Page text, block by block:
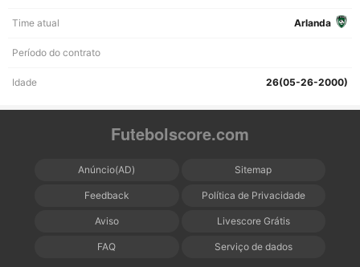
Time atual Arlanda
Período do contrato
Idade 26(05-26-2000)
Futebolscore.com
Anúncio(AD) Sitemap
Feedback Política de Privacidade
Aviso Livescore Grátis
FAQ Serviço de dados